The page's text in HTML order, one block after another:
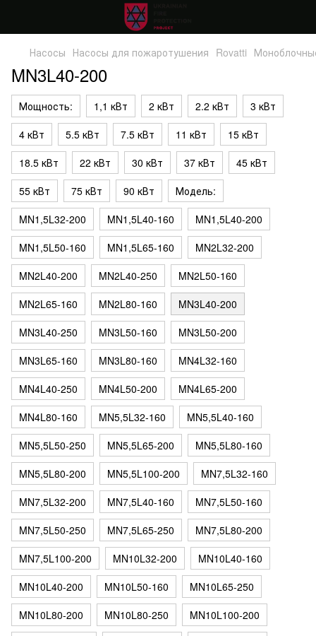
Насосы Насосы для пожаротушения Rovatti
MN3L40-200
Мощность: 1,1 кВт 2 кВт 2.2 кВт
3 кВт
4 кВт
5.5 кВт 7.5 кВт 11 кВт
15 кВт
18.5 кВт
22 кВт 30 кВт 37 кВт
45 кВт
55 кВт
75 кВт 90 кВт
Модель:
MN1,5L32-200
MN1,5L40-160
MN1,5L40-200
MN1,5L50-160
MN1,5L65-160
MN2L32-200
MN2L40-200
MN2L40-250
MN2L50-160
MN2L65-160
MN2L80-160
MN3L40-200
MN3L40-250
MN3L50-160
MN3L50-200
MN3L65-160
MN3L80-160
MN4L32-160
MN4L40-250
MN4L50-200
MN4L65-200
MN4L80-160
MN5,5L32-160
MN5,5L40-160
MN5,5L50-250
MN5,5L65-200
MN5,5L80-160
MN5,5L80-200
MN5,5L100-200
MN7,5L32-160
MN7,5L32-200
MN7,5L40-160
MN7,5L50-160
MN7,5L50-250
MN7,5L65-250
MN7,5L80-200
MN7,5L100-200
MN10L32-200
MN10L40-160
MN10L40-200
MN10L50-160
MN10L65-250
MN10L80-200
MN10L80-250
MN10L100-200